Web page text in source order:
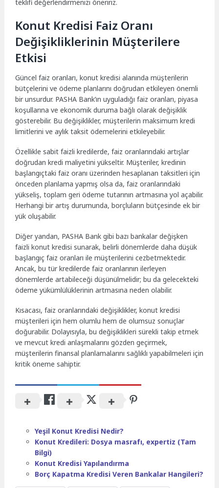
teklifi değerlendirmenizi öneririz.
Konut Kredisi Faiz Oranı
Değişikliklerinin Müşterilere
Etkisi
Güncel faiz oranları, konut kredisi alanında müşterilerin
bütçelerini ve ödeme planlarını doğrudan etkileyen önemli
bir unsurdur. PASHA Bank’ın uyguladığı faiz oranları, piyasa
koşullarına ve ekonomik duruma bağlı olarak değişiklik
gösterebilir. Bu değişiklikler, müşterilerin maksimum kredi
limitlerini ve aylık taksit ödemelerini etkileyebilir.
Özellikle sabit faizli kredilerde, faiz oranlarındaki artışlar
doğrudan kredi maliyetini yükseltir. Müşteriler, kredinin
başlangıçtaki faiz oranı üzerinden hesaplanan taksitleri için
önceden planlama yapmış olsa da, faiz oranlarındaki
yükseliş, toplam geri ödeme tutarının artmasına yol açabilir.
Herhangi bir artış durumunda, borçluların bütçesinde ek bir
yük oluşabilir.
Diğer yandan, PASHA Bank gibi bazı bankalar değişken
faizli konut kredisi sunarak, belirli dönemlerde daha düşük
başlangıç faiz oranları ile müşterilerini cezbetmektedir.
Ancak, bu tür kredilerde faiz oranlarının ilerleyen
dönemlerde artabileceği düşünülmelidir; bu da gelecekteki
ödeme yükümlülüklerinin artmasına neden olabilir.
Kısacası, faiz oranlarındaki değişiklikler, konut kredisi
müşterileri için hem olumlu hem de olumsuz sonuçlar
doğurabilir. Dolayısıyla, bu değişiklikleri sürekli takip etmek
ve mevcut kredi anlaşmalarını gözden geçirmek,
müşterilerin finansal planlamalarını sağlıklı yapabilmeleri için
kritik öneme sahiptir.
Yeşil Konut Kredisi Nedir?
Konut Kredileri: Dosya masrafı, expertiz (Tam
Bilgi)
Konut Kredisi Yapılandırma
Borç Kapatma Kredisi Veren Bankalar Hangileri?